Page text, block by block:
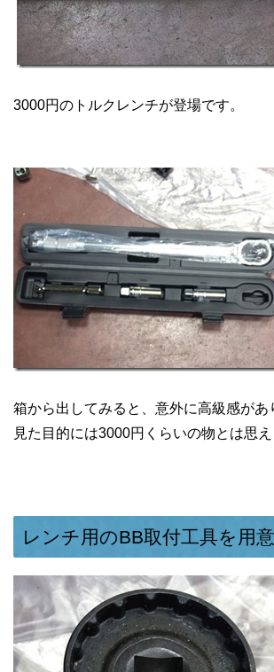
3000円のトルクレンチが登場です。
箱から出してみると、意外に高級感があ
見た目的には3000円くらいの物とは思え
レンチ用のBB取付工具を用